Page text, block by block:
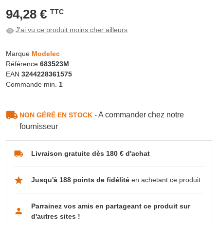
94,28 € TTC
J'ai vu ce produit moins cher ailleurs
Marque Modelec
Référence 683523M
EAN 3244228361575
Commande min. 1
NON GÉRÉ EN STOCK- A commander chez notre
fournisseur
Livraison gratuite dès 180 € d'achat
Jusqu'à 188 points de fidélitéen achetant ce produit
Parrainez vos amis en partageant ce produit sur
d'autres sites !